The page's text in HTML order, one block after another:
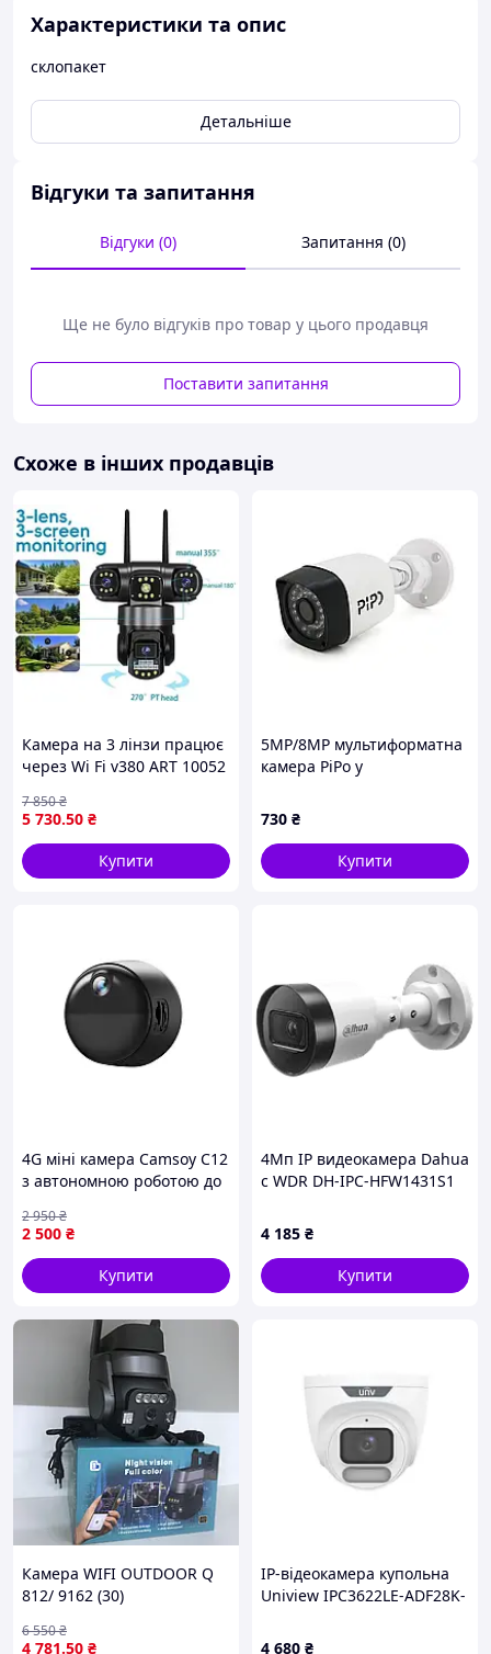
Характеристики та опис
склопакет
Детальніше
Відгуки та запитання
Відгуки (0) Запитання (0)
Ще не було відгуків про товар у цього продавця
Поставити запитання
Схоже в інших продавців
Камера на 3 лінзи працює
через Wi Fi v380 ART 10052
5 730.50 ₴
7 850₴
Купити
5MP/8MP мультиформатна
камера PiPo у
B1N35F500FA 2,8 (мм)
730 ₴
Купити
4G міні камера Camsoy C12
з автономною роботою до
нічним підсвічуванням
2 500 ₴
2 950₴
Купити
4Мп IP видеокамера Dahua
с WDR DH-IPC-HFW1431S1
4 185 ₴
Купити
Камера WIFI OUTDOOR Q
812/ 9162 (30)
4 781.50 ₴
6 550₴
IP-відеокамера купольна
Uniview IPC3622LE-ADF28K-
4 680 ₴